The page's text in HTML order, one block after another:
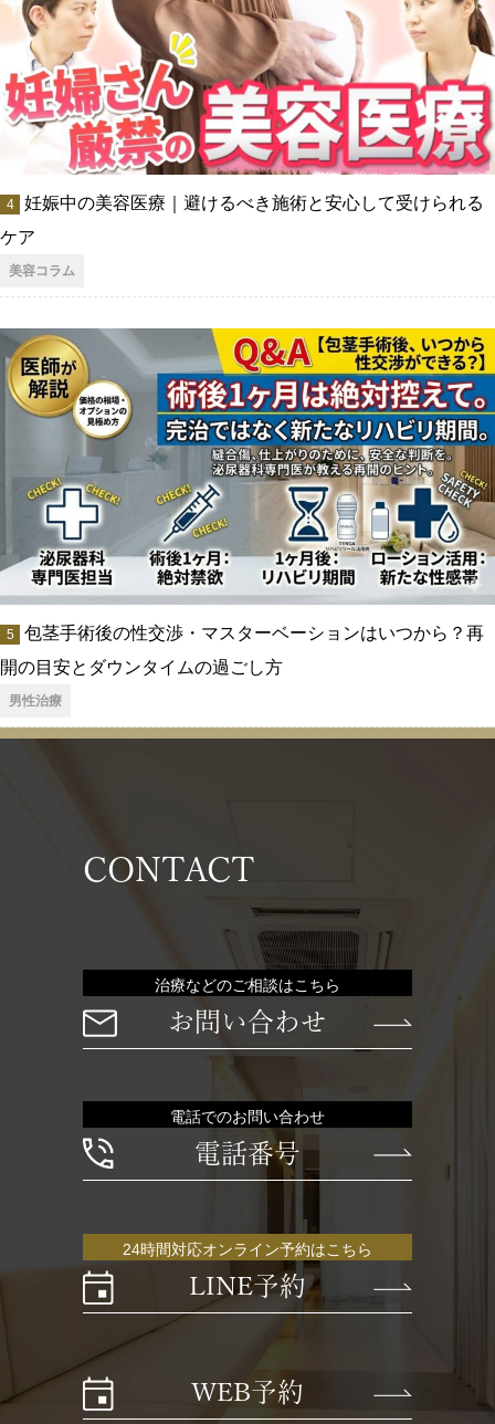
妊娠中の美容医療｜避けるべき施術と安心して受けられる
ケア
美容コラム
包茎手術後の性交渉・マスターベーションはいつから？再
開の目安とダウンタイムの過ごし方
男性治療
CONTACT
治療などのご相談はこちら
お問い合わせ
電話でのお問い合わせ
電話番号
24時間対応オンライン予約はこちら
LINE予約
WEB予約